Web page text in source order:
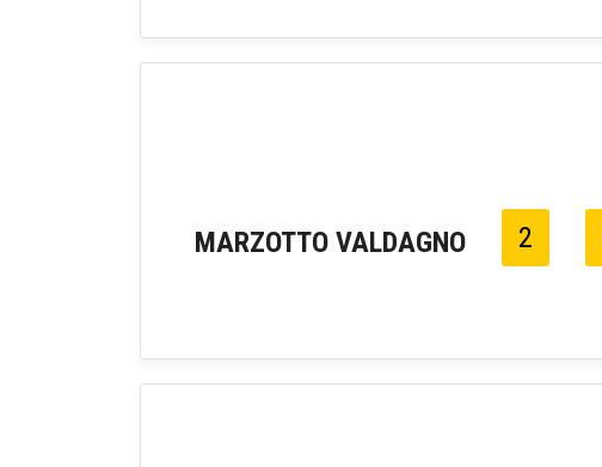
MARZOTTO VALDAGNO 2